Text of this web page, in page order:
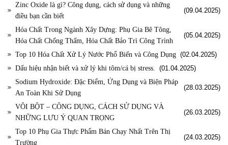
Zinc Oxide là gì? Công dụng, cách sử dụng và những
điều bạn cần biết
(09.04.2025)
Hóa Chất Trong Ngành Xây Dựng: Phụ Gia Bê Tông,
Hóa Chất Chống Thấm, Hóa Chất Bảo Trì Công Trình
(05.04.2025)
Top 10 Hóa Chất Xử Lý Nước Phổ Biến và Công Dụng (02.04.2025)
Dấu hiệu nhận biết và xử lý khi tôm/cá bị stress.
(01.04.2025)
Sodium Hydroxide: Đặc Điểm, Ứng Dụng và Biện Pháp
An Toàn Khi Sử Dụng
(28.03.2025)
VÔI BỘT – CÔNG DỤNG, CÁCH SỬ DỤNG VÀ
NHỮNG LƯU Ý QUAN TRỌNG
(26.03.2025)
Top 10 Phụ Gia Thực Phẩm Bán Chạy Nhất Trên Thị
Trường
(24.03.2025)